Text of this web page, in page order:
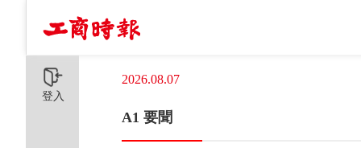
登入
2026.08.07
A1 要聞